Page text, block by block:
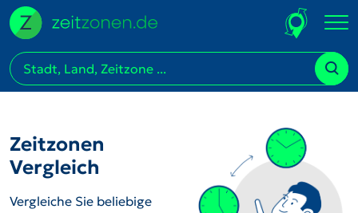
Zeitzonen
Vergleich
Vergleiche Sie beliebige